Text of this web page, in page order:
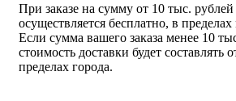
При заказе на сумму от 10 тыс. рублей
осуществляется бесплатно, в пределах
Если сумма вашего заказа менее 10
стоимость доставки будет составлять
пределах города.